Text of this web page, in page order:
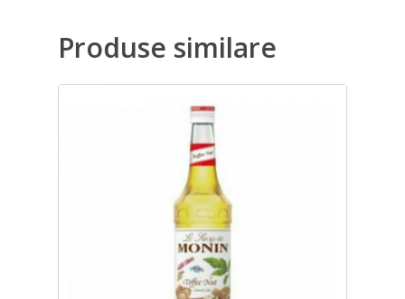
Produse similare